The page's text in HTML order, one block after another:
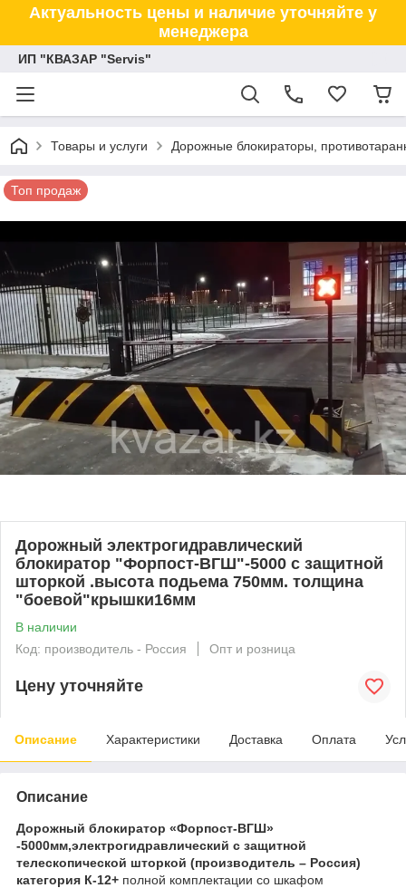
Актуальность цены и наличие уточняйте у
менеджера
ИП "КВАЗАР "Servis"
Товары и услуги Дорожные блокираторы,
Топ продаж
Дорожный электрогидравлический
блокиратор "Форпост-ВГШ"-5000 с защитной
шторкой .высота подьема 750мм. толщина
"боевой"крышки16мм
В наличии
Код: производитель - Россия
Опт и розница
Цену уточняйте
Описание Характеристики Доставка Оплата
Описание
Дорожный блокиратор «Форпост-ВГШ»
-5000мм,электрогидравлический с защитной
телескопической шторкой (производитель – Россия)
категория К-12+ полной комплектации со шкафом